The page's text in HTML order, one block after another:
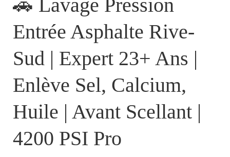
🚗 Lavage Pression
Entrée Asphalte Rive-
Sud | Expert 23+ Ans |
Enlève Sel, Calcium,
Huile | Avant Scellant |
4200 PSI Pro